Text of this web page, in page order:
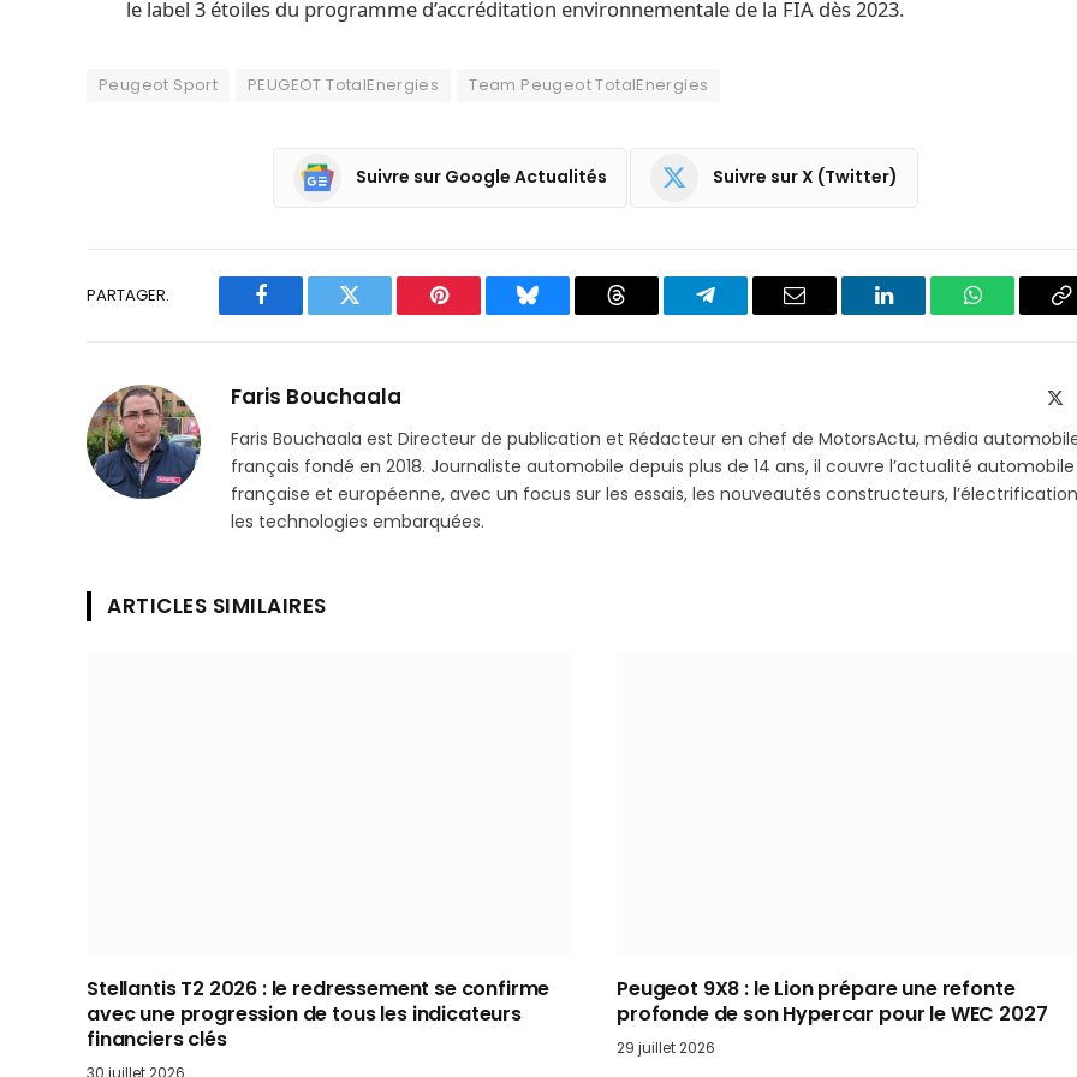
le label 3 étoiles du programme d’accréditation environnementale de la FIA dès 2023.
Peugeot Sport PEUGEOT TotalEnergies Team Peugeot TotalEnergies
Suivre sur Google Actualités Suivre sur X (Twitter)
PARTAGER.
Facebook Twitter Pinterest Bluesky Threads
Partager
Email LinkedIn WhatsApp
Faris Bouchaala
Faris Bouchaala est Directeur de publication et Rédacteur en chef de MotorsActu, média
français fondé en 2018. Journaliste automobile depuis plus de 14 ans, il couvre l’actualité automobile
française et européenne, avec un focus sur les essais, les nouveautés constructeurs,
les technologies embarquées.
ARTICLES SIMILAIRES
Stellantis T2 2026 : le redressement se confirme
avec une progression de tous les indicateurs
financiers clés
30 juillet 2026
Peugeot 9X8 : le Lion prépare une refonte
profonde de son Hypercar pour le WEC 2027
29 juillet 2026